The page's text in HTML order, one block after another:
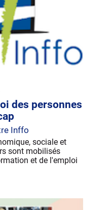
des personnes
Inffo
sociale et
sont mobilisés
et de l'emploi